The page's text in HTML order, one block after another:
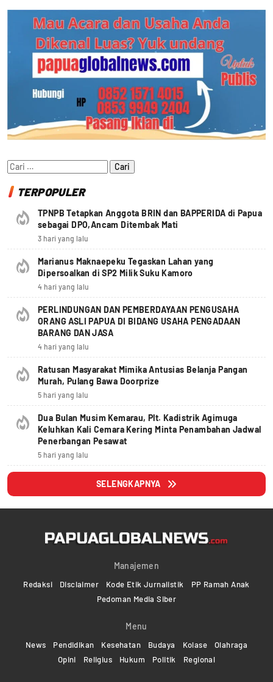
Cari
untuk:
TERPOPULER
TPNPB Tetapkan Anggota BRIN dan BAPPERIDA di Papua
sebagai DPO,Ancam Ditembak Mati
3 hari yang lalu
Marianus Maknaepeku Tegaskan Lahan yang
Dipersoalkan di SP2 Milik Suku Kamoro
4 hari yang lalu
PERLINDUNGAN DAN PEMBERDAYAAN PENGUSAHA
ORANG ASLI PAPUA DI BIDANG USAHA PENGADAAN
BARANG DAN JASA
4 hari yang lalu
Ratusan Masyarakat Mimika Antusias Belanja Pangan
Murah, Pulang Bawa Doorprize
5 hari yang lalu
Dua Bulan Musim Kemarau, Plt. Kadistrik Agimuga
Keluhkan Kali Cemara Kering Minta Penambahan Jadwal
Penerbangan Pesawat
5 hari yang lalu
SELENGKAPNYA
Manajemen
Redaksi Disclaimer Kode Etik Jurnalistik
PP Ramah Anak
Pedoman Media Siber
Menu
News Pendidikan Kesehatan Budaya Kolase
Olahraga
Opini
Religius Hukum Politik Regional